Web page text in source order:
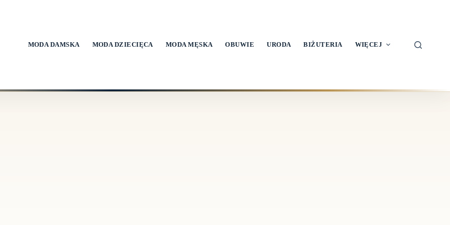
MODA DAMSKA MODA DZIECIĘCA MODA MĘSKA OBUWIE URODA BIŻUTERIA WIĘCEJ